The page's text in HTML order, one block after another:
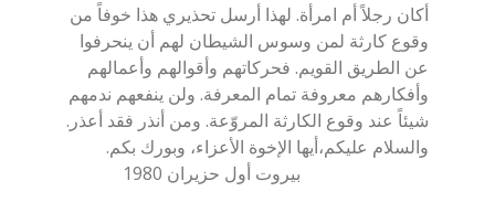
أكان رجلاً أم امرأة. لهذا أرسل تحذيري هذا خوفاً من
وقوع كارثة لمن وسوس الشيطان لهم أن ينحرفوا
عن الطريق القويم. فحركاتهم وأقوالهم وأعمالهم
وأفكارهم معروفة تمام المعرفة. ولن ينفعهم ندمهم
شيئاً عند وقوع الكارثة المروّعة. ومن أنذر فقد أعذر.
والسلام عليكم،أيها الإخوة الأعزاء، وبورك بكم.
بيروت أول حزيران 1980